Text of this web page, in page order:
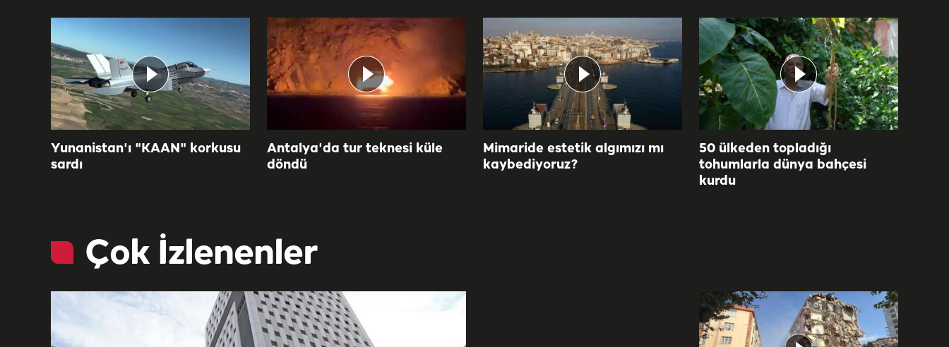
Yunanistan'ı "KAAN" korkusu
sardı
Antalya'da tur teknesi küle
döndü
Mimaride estetik algımızı mı
kaybediyoruz?
50 ülkeden topladığı
tohumlarla dünya bahçesi
kurdu
Çok İzlenenler